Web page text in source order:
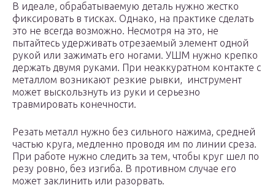
В идеале, обрабатываемую деталь нужно жестко
фиксировать в тисках. Однако, на практике сделать
это не всегда возможно. Несмотря на это, не
пытайтесь удерживать отрезаемый элемент одной
рукой или зажимать его ногами. УШМ нужно крепко
держать двумя руками. При неаккуратном контакте с
металлом возникают резкие рывки, инструмент
может выскользнуть из руки и серьезно
травмировать конечности.
Резать металл нужно без сильного нажима, средней
частью круга, медленно проводя им по линии среза.
При работе нужно следить за тем, чтобы круг шел по
резу ровно, без изгиба. В противном случае его
может заклинить или разорвать.